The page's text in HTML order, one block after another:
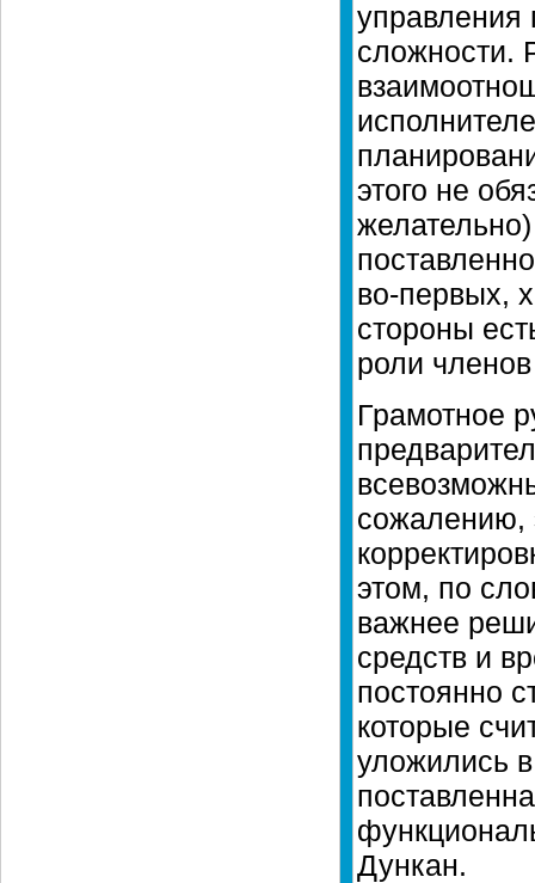
управления
сложности.
этого не
во-первых,
стороны
роли
Грамотное
сожалению,
этом, по
важнее
средств и
постоянно
которые
уложились
Дункан.